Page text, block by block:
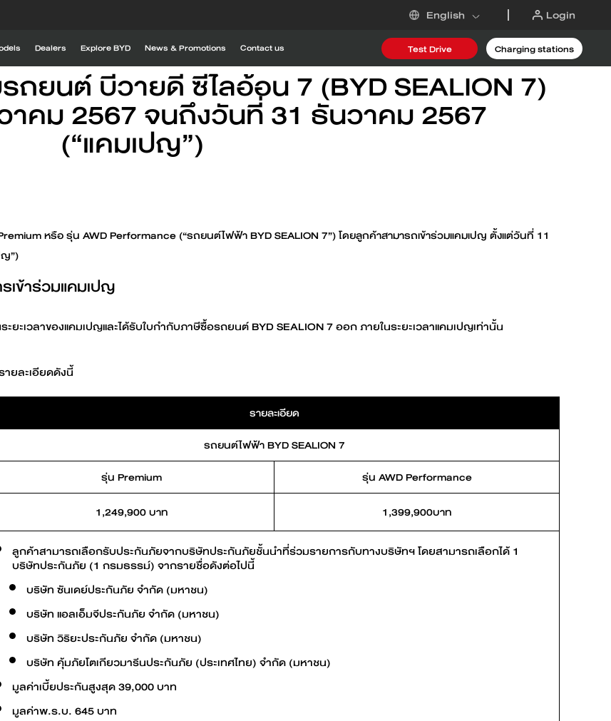
English Login
BYD SEALION 6 DM-iBYD SEALION 5 DM-i
BYD ATTO 2
Find out more
BYD SEAL 6
Find out more
BYD M6
Find out more Find out more Find out more
Charging stations Request an offer
Dealers Explore BYD
Explore BYD
Global BYD
BYD RÊVER
BYD timeline
Charging stations
News & Promotions Contact us Test Drive Charging stations
ข้อกำหนดและเงื่อนไข
ถยนต์ บีวายดี ซีไลอ้อน 7 (BYD SEALION 7)
คม 2567 จนถึงวันที่ 31 ธันวาคม 2567
(“แคมเปญ”)
หรือ รุ่น AWD Performance (“รถยนต์ไฟฟ้า BYD SEALION 7”) โดยลูกค้าสามารถเข้าร่วมแคมเปญ ตั้งแต่วันที่ 11
”)
เข้าร่วมแคมเปญ
ะเวลาของแคมเปญและได้รับใบกำกับภาษีซื้อรถยนต์ BYD SEALION 7 ออก ภายในระยะเวลาแคมเปญเท่านั้น
ยละเอียดดังนี้
รายละเอียด
รถยนต์ไฟฟ้า BYD SEALION 7
รุ่น Premium
รุ่น AWD Performance
1,249,900 บาท 1,399,900บาท
ลูกค้าสามารถเลือกรับประกันภัยจากบริษัทประกันภัยชั้นนำที่ร่วมรายการกับทางบริษัทฯ โดยสามารถเลือกได้ 1
บริษัทประกันภัย (1 กรมธรรม์) จากรายชื่อดังต่อไปนี้
บริษัท ซันเดย์ประกันภัย จำกัด (มหาชน)
บริษัท แอลเอ็มจีประกันภัย จำกัด (มหาชน)
บริษัท วิริยะประกันภัย จำกัด (มหาชน)
บริษัท คุ้มภัยโตเกียวมารีนประกันภัย (ประเทศไทย) จำกัด (มหาชน)
มูลค่าเบี้ยประกันสูงสุด 39,000 บาท
มูลค่าพ.ร.บ. 645 บาท